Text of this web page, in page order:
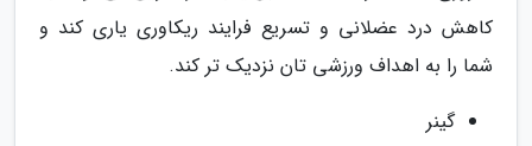
کاهش درد عضلانی و تسریع فرایند ریکاوری یاری کند و
شما را به اهداف ورزشی تان نزدیک تر کند.
گینر